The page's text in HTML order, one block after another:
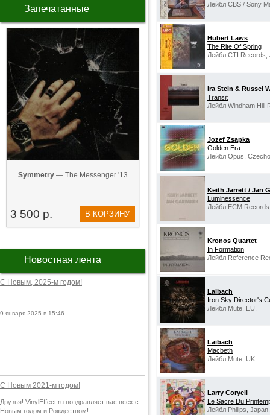
Запечатанные
Symmetry— The Messenger '13
3 500 р. В КОРЗИНУ
Новостная лента
С Новым, 2025-м годом!
9 января 2025 в 15:46
С Новым 2021-м годом!
Друзья! VinylEffect.ru поздравляет вас всех с
Новым годом и Рождеством!
Лейбл CBS / Sony
Hubert Laws
The Rite Of Spring
Лейбл CTI Records,
Ira Stein & Russel
Transit
Лейбл Windham Hill
Jozef Zsapka
Golden Era
Лейбл Opus,
Keith Jarrett / Jan
Luminessence
Лейбл ECM
Kronos Quartet
In Formation
Лейбл Reference
Laibach
Iron Sky Director's
Лейбл Mute, EU.
Laibach
Macbeth
Лейбл Mute, UK.
Larry Coryell
Le Sacre Du
Лейбл Philips, Japan.